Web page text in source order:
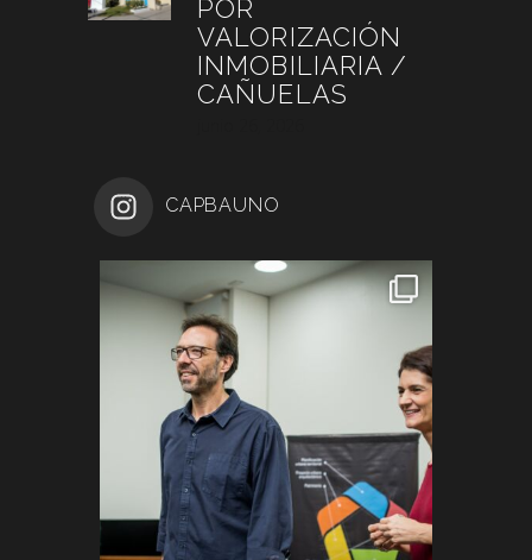
POR
VALORIZACIÓN
INMOBILIARIA /
CAÑUELAS
CAPBAUNO